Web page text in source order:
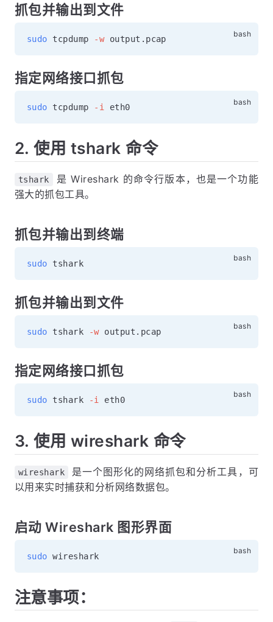
抓包并输出到文件
sudo tcpdump -w
指定网络接口抓包
sudo tcpdump -i
2. 使用 tshark 命令
tshark
是 Wireshark 的命令行版本，也是一个功能
强大的抓包工具。
抓包并输出到终端
sudo
抓包并输出到文件
sudo tshark -w
指定网络接口抓包
sudo tshark -i
3. 使用 wireshark 命令
wireshark
是一个图形化的网络抓包和分析工具，可
以用来实时捕获和分析网络数据包。
启动 Wireshark 图形界面
sudo
注意事项：